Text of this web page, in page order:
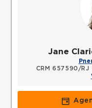
Jane
CRM 657590/RJ